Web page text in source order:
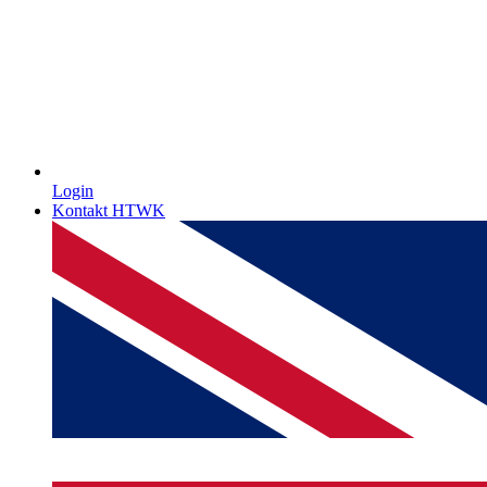
Login
Kontakt HTWK